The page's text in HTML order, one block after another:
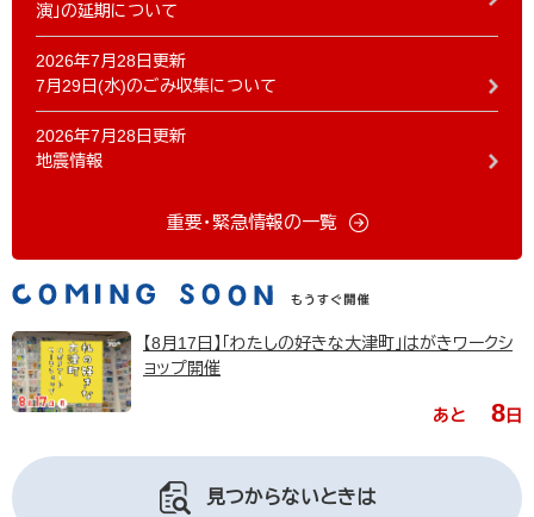
演」の延期について
2026年7月28日更新
7月29日(水)のごみ収集について
2026年7月28日更新
地震情報
重要・緊急情報の一覧
【8月17日】「わたしの好きな大津町」はがきワークシ
ョップ開催
あと 8日
見つからないときは